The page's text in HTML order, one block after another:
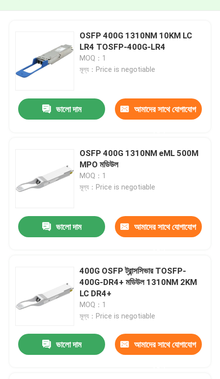
OSFP 400G 1310NM 10KM LC
LR4 TOSFP-400G-LR4
MOQ：1
মূল্য：Price is negotiable
ভালো দাম আমাদের সাথে যোগাযোগ
OSFP 400G 1310NM eML 500M
MPO মডিউল
MOQ：1
মূল্য：Price is negotiable
ভালো দাম আমাদের সাথে যোগাযোগ
400G OSFP ট্রান্সসিভার TOSFP-
400G-DR4+ মডিউল 1310NM 2KM
LC DR4+
MOQ：1
মূল্য：Price is negotiable
ভালো দাম আমাদের সাথে যোগাযোগ